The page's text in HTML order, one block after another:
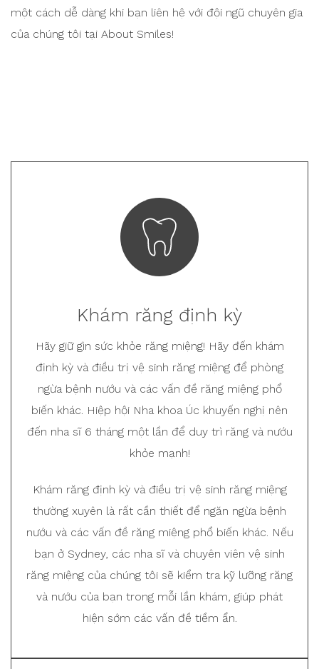
một cách dễ dàng khi bạn liên hệ với đội ngũ chuyên gia
của chúng tôi tại About Smiles!
Khám răng định kỳ
Hãy giữ gìn sức khỏe răng miệng! Hãy đến khám
định kỳ và điều trị vệ sinh răng miệng để phòng
ngừa bệnh nướu và các vấn đề răng miệng phổ
biến khác. Hiệp hội Nha khoa Úc khuyến nghị nên
đến nha sĩ 6 tháng một lần để duy trì răng và nướu
khỏe mạnh!
Khám răng định kỳ và điều trị vệ sinh răng miệng
thường xuyên là rất cần thiết để ngăn ngừa bệnh
nướu và các vấn đề răng miệng phổ biến khác. Nếu
bạn ở Sydney, các nha sĩ và chuyên viên vệ sinh
răng miệng của chúng tôi sẽ kiểm tra kỹ lưỡng răng
và nướu của bạn trong mỗi lần khám, giúp phát
hiện sớm các vấn đề tiềm ẩn.